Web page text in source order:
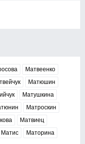
Матвеенко
Матюшин
Матушкина
Матроскин
Матвиец
Матис Маторина